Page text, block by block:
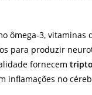
ômega-3,
para produzir
fornecem
inflamações no